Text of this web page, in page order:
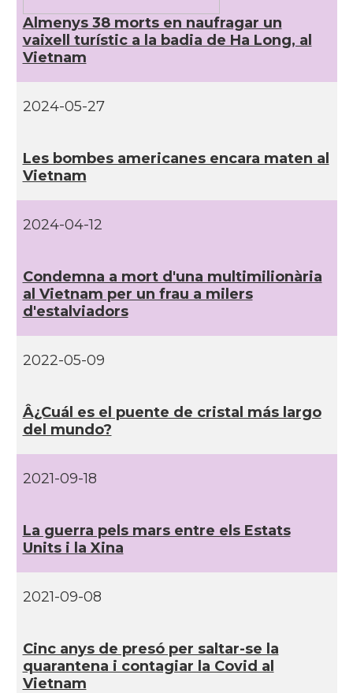
Almenys 38 morts en naufragar un
vaixell turístic a la badia de Ha Long, al
Vietnam
2024-05-27
Les bombes americanes encara maten al
Vietnam
2024-04-12
Condemna a mort d'una multimilionària
al Vietnam per un frau a milers
d'estalviadors
2022-05-09
Â¿Cuál es el puente de cristal más largo
del mundo?
2021-09-18
La guerra pels mars entre els Estats
Units i la Xina
2021-09-08
Cinc anys de presó per saltar-se la
quarantena i contagiar la Covid al
Vietnam